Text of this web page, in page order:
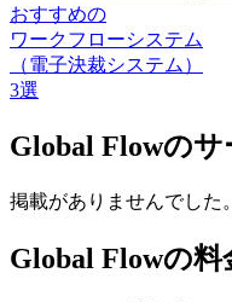
おすすめの
ワークフローシステム
（電子決裁システム）
3選
Global Flowの
掲載がありませんでした。
Global Flowの料